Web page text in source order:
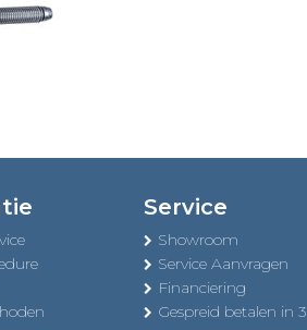
Service
Showroom
Service Aanvragen
Financiering
Gespreid betalen in 3